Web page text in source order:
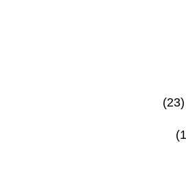
(23)